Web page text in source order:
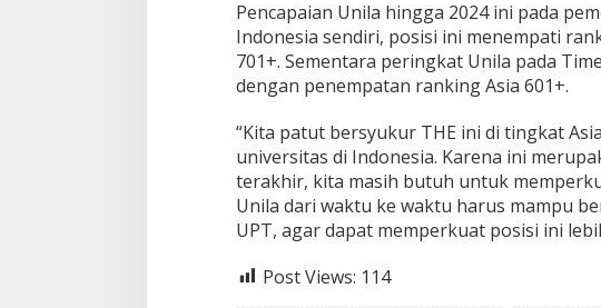
Pencapaian Unila hingga 2024 ini pada
Indonesia sendiri, posisi ini menempati
701+. Sementara peringkat Unila pada
dengan penempatan ranking Asia 601+.
“Kita patut bersyukur THE ini di tingkat
universitas di Indonesia. Karena ini
terakhir, kita masih butuh untuk
Unila dari waktu ke waktu harus mampu
UPT, agar dapat memperkuat posisi ini
Post Views: 114